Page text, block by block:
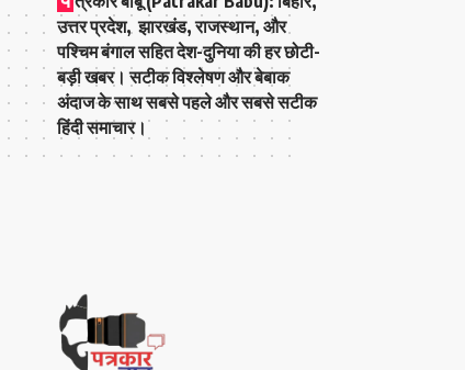
उत्तर प्रदेश, झारखंड, राजस्थान, और
पश्चिम बंगाल सहित देश-दुनिया की हर छोटी-
बड़ी खबर। सटीक विश्लेषण और बेबाक
अंदाज के साथ सबसे पहले और सबसे सटीक
हिंदी समाचार।